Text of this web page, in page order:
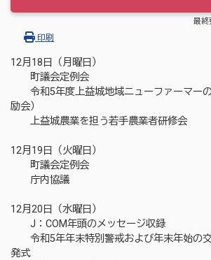
最終
印刷
12月18日（月曜日）
町議会定例会
令和5年度上益城地域ニューファーマー
励会）
上益城農業を担う若手農業者研修会
12月19日（火曜日）
町議会定例会
庁内協議
12月20日（水曜日）
J：COM年頭のメッセージ収録
令和5年年末特別警戒および年末年始の
発式